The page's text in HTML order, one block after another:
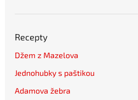
Recepty
Džem z Mazelova
Jednohubky s paštikou
Adamova žebra